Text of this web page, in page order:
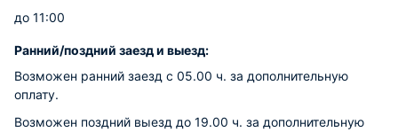
до 11:00
Ранний/поздний заезд и выезд:
Возможен ранний заезд с 05.00 ч. за дополнительную
оплату.
Возможен поздний выезд до 19.00 ч. за дополнительную